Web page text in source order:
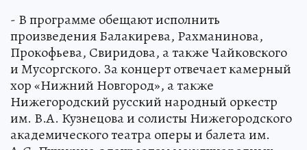
- В программе обещают исполнить
произведения Балакирева, Рахманинова,
Прокофьева, Свиридова, а также Чайковского
и Мусоргского. За концерт отвечает камерный
хор «Нижний Новгород», а также
Нижегородский русский народный оркестр
им. В.А. Кузнецова и солисты Нижегородского
академического театра оперы и балета им.